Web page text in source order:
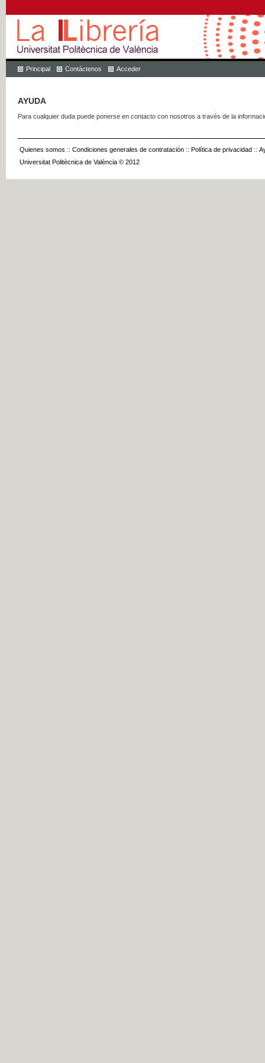
Principal Contáctenos Acceder
AYUDA
Para cualquier duda puede ponerse en contacto con nosotros a través de la
Quienes somos :: Condiciones generales de contratación :: Política de privacidad ::
Universitat Politècnica de València © 2012